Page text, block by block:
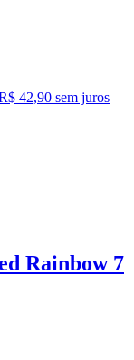
42,90 sem juros
Rainbow 7